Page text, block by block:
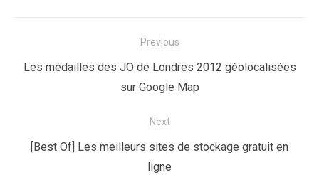
de
Previous
Previous
Les médailles des JO de Londres 2012 géolocalisées
sur Google Map
Next
Next[Best Of] Les meilleurs sites de stockage gratuit en
ligne